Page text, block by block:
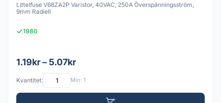
Littelfuse V68ZA2P Varistor, 40VAC, 250A Överspänningsström,
9mm Radiell
1980
1.19kr – 5.07kr
Kvantitet: Min: 1